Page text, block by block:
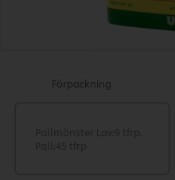
Förpackning